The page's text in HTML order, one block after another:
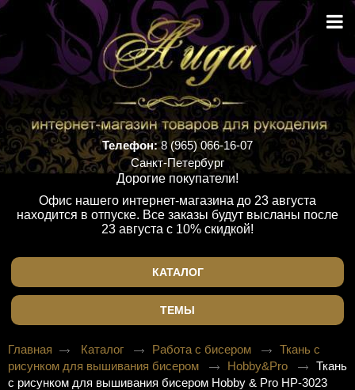
Телефон:8 (965) 066-16-07
Санкт-Петербург
Дорогие покупатели!
Офис нашего интернет-магазина до 23 августа
находится в отпуске. Все заказы будут высланы после
23 августа с 10% скидкой!
КАТАЛОГ
ТЕМЫ
Главная Каталог Работа с бисером
Ткань с
рисунком для вышивания бисером
Hobby&Pro
Ткань
с рисунком для вышивания бисером Hobby & Pro НР-3023